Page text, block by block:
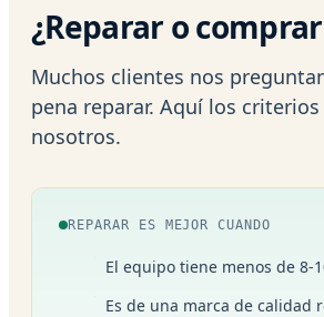
¿Reparar o
Muchos clientes nos
pena reparar. Aquí los
nosotros.
REPARAR ES MEJOR CUANDO
El equipo tiene menos de 8-
Es de una marca de calidad